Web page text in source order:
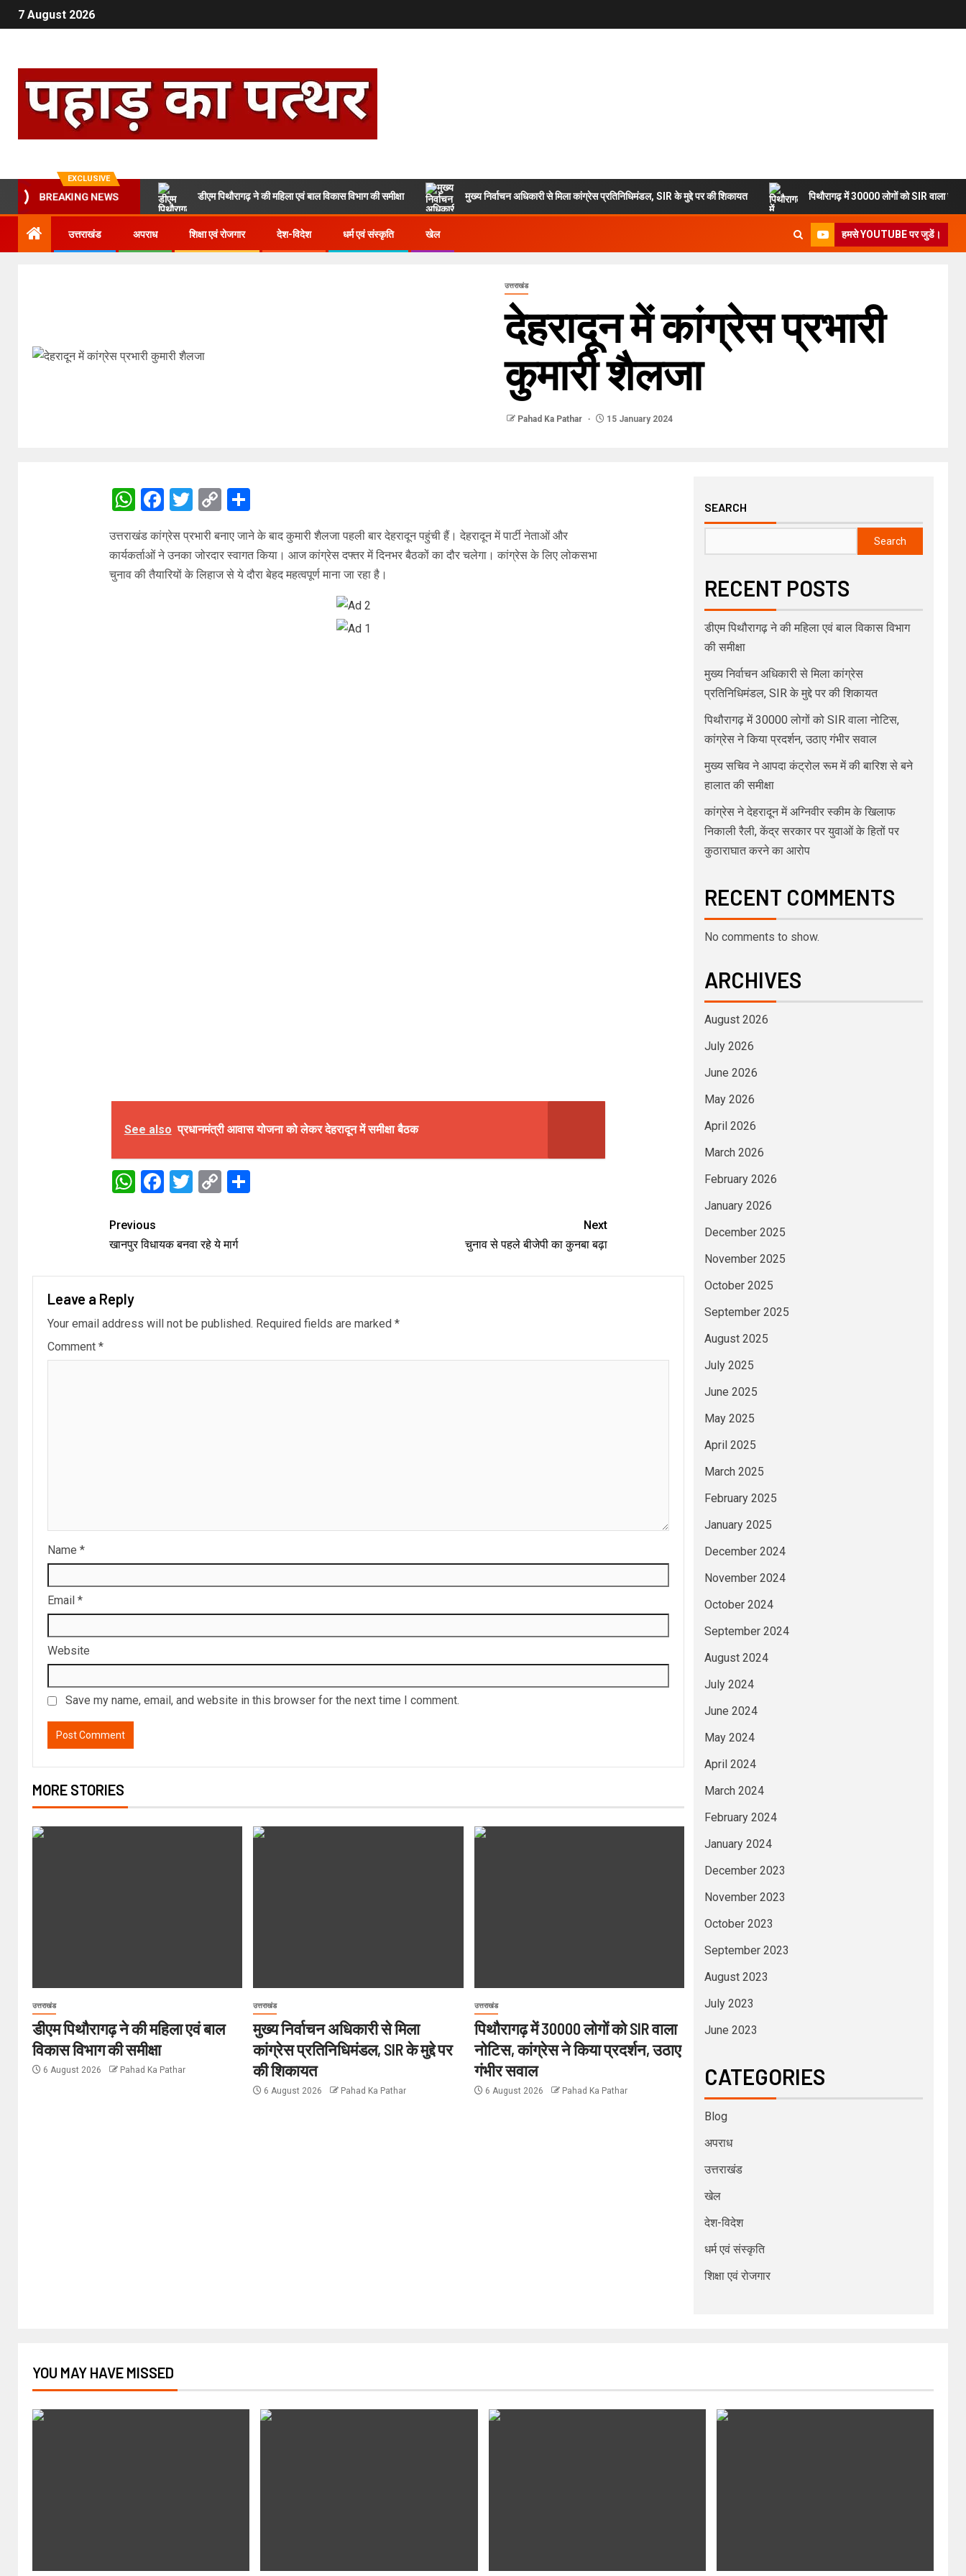
7 August 2026
EXCLUSIVE
BREAKING NEWS डीएम पिथौरागढ़ ने की महिला एवं बाल विकास विभाग की समीक्षा मुख्य निर्वाचन अधिकारी से मिला कांग्रेस प्रतिनिधिमंडल, SIR के मुद्दे पर की शिकायत पिथौरागढ़ में 30000 लोगों को SIR वाला
उत्तराखंड अपराध शिक्षा एवं रोजगार देश-विदेश धर्म एवं संस्कृति खेल हमसे YOUTUBE पर जुडें।
उत्तराखंड
देहरादून में कांग्रेस प्रभारी
कुमारी शैलजा
Pahad Ka Pathar 15 January 2024
WhatsApp
Facebook
Twitter
Copy
Link
Share
उत्तराखंड कांग्रेस प्रभारी बनाए जाने के बाद कुमारी शैलजा पहली बार देहरादून पहुंची हैं। देहरादून में पार्टी नेताओं और
कार्यकर्ताओं ने उनका जोरदार स्वागत किया। आज कांग्रेस दफ्तर में दिनभर बैठकों का दौर चलेगा। कांग्रेस के लिए लोकसभा
चुनाव की तैयारियों के लिहाज से ये दौरा बेहद महत्वपूर्ण माना जा रहा है।
See also प्रधानमंत्री आवास योजना को लेकर देहरादून में समीक्षा बैठक
WhatsApp
Facebook
Twitter
CopyShare
Previous
खानपुर विधायक बनवा रहे ये मार्ग
Next
चुनाव से पहले बीजेपी का कुनबा बढ़ा
Leave a Reply
Your email address will not be published. Required fields are marked *
Comment *
Name *
Email *
Website
Save my name, email, and website in this browser for the next time I comment.
MORE STORIES
उत्तराखंड
डीएम पिथौरागढ़ ने की महिला एवं बाल
विकास विभाग की समीक्षा
6 August 2026 Pahad Ka Pathar
उत्तराखंड
मुख्य निर्वाचन अधिकारी से मिला
कांग्रेस प्रतिनिधिमंडल, SIR के मुद्दे पर
की शिकायत
6 August 2026 Pahad Ka Pathar
उत्तराखंड
पिथौरागढ़ में 30000 लोगों को SIR वाला
नोटिस, कांग्रेस ने किया प्रदर्शन, उठाए
गंभीर सवाल
6 August 2026 Pahad Ka Pathar
SEARCH
Search
RECENT POSTS
डीएम पिथौरागढ़ ने की महिला एवं बाल विकास विभाग
की समीक्षा
मुख्य निर्वाचन अधिकारी से मिला कांग्रेस
प्रतिनिधिमंडल, SIR के मुद्दे पर की शिकायत
पिथौरागढ़ में 30000 लोगों को SIR वाला नोटिस,
कांग्रेस ने किया प्रदर्शन, उठाए गंभीर सवाल
मुख्य सचिव ने आपदा कंट्रोल रूम में की बारिश से बने
हालात की समीक्षा
कांग्रेस ने देहरादून में अग्निवीर स्कीम के खिलाफ
निकाली रैली, केंद्र सरकार पर युवाओं के हितों पर
कुठाराघात करने का आरोप
RECENT COMMENTS
No comments to show.
ARCHIVES
August 2026
July 2026
June 2026
May 2026
April 2026
March 2026
February 2026
January 2026
December 2025
November 2025
October 2025
September 2025
August 2025
July 2025
June 2025
May 2025
April 2025
March 2025
February 2025
January 2025
December 2024
November 2024
October 2024
September 2024
August 2024
July 2024
June 2024
May 2024
April 2024
March 2024
February 2024
January 2024
December 2023
November 2023
October 2023
September 2023
August 2023
July 2023
June 2023
CATEGORIES
Blog
अपराध
उत्तराखंड
खेल
देश-विदेश
धर्म एवं संस्कृति
शिक्षा एवं रोजगार
YOU MAY HAVE MISSED